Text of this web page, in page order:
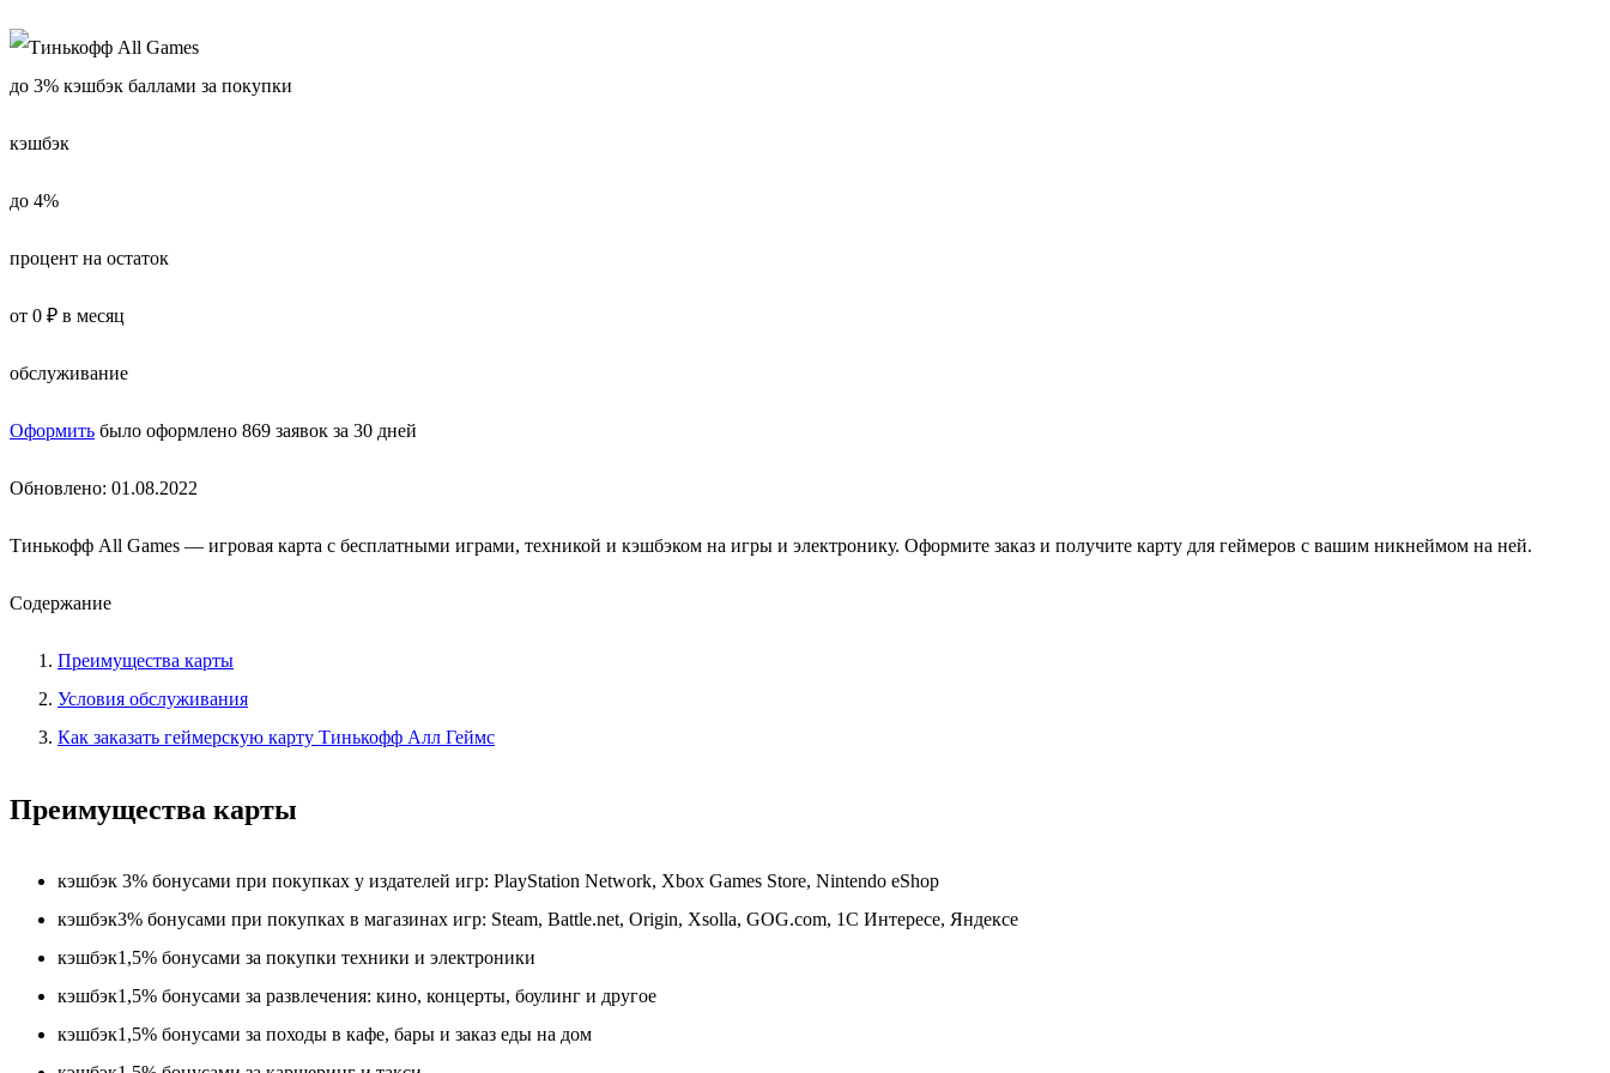
до 3% кэшбэк баллами за покупки
кэшбэк
до 4%
процент на остаток
от 0 ₽ в месяц
обслуживание
Оформить было оформлено 869 заявок за 30 дней
Обновлено: 01.08.2022
Тинькофф All Games — игровая карта с бесплатными играми, техникой и кэшбэком на игры и электронику. Оформите заказ и получите карту для геймеров с вашим никнеймом на ней.
Содержание
Преимущества карты
Условия обслуживания
Как заказать геймерскую карту Тинькофф Алл Геймс
Преимущества карты
кэшбэк 3% бонусами при покупках у издателей игр: PlayStation Network, Xbox Games Store, Nintendo eShop
кэшбэк3% бонусами при покупках в магазинах игр: Steam, Battle.net, Origin, Xsolla, GOG.com, 1С Интересе, Яндексе
кэшбэк1,5% бонусами за покупки техники и электроники
кэшбэк1,5% бонусами за развлечения: кино, концерты, боулинг и другое
кэшбэк1,5% бонусами за походы в кафе, бары и заказ еды на дом